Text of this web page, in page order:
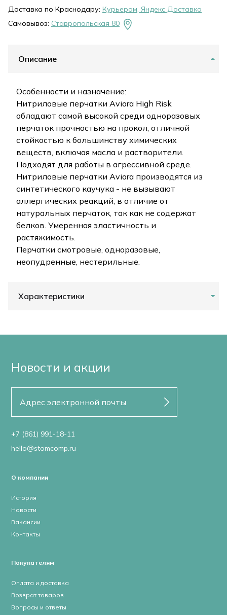
Доставка по Краснодару: Курьером, Яндекс Доставка
Самовывоз: Ставропольская 80
Описание
Особенности и назначение:
Нитриловые перчатки Aviora High Risk
обладают самой высокой среди одноразовых
перчаток прочностью на прокол, отличной
стойкостью к большинству химических
веществ, включая масла и растворители.
Подходят для работы в агрессивной среде.
Нитриловые перчатки Aviora производятся из
синтетического каучука - не вызывают
аллергических реакций, в отличие от
натуральных перчаток, так как не содержат
белков. Умеренная эластичность и
растяжимость.
Перчатки смотровые, одноразовые,
неопудренные, нестерильные.
Характеристики
Новости и акции
+7 (861) 991-18-11
hello@stomcomp.ru
О компании
История
Новости
Вакансии
Контакты
Покупателям
Оплата и доставка
Возврат товаров
Вопросы и ответы